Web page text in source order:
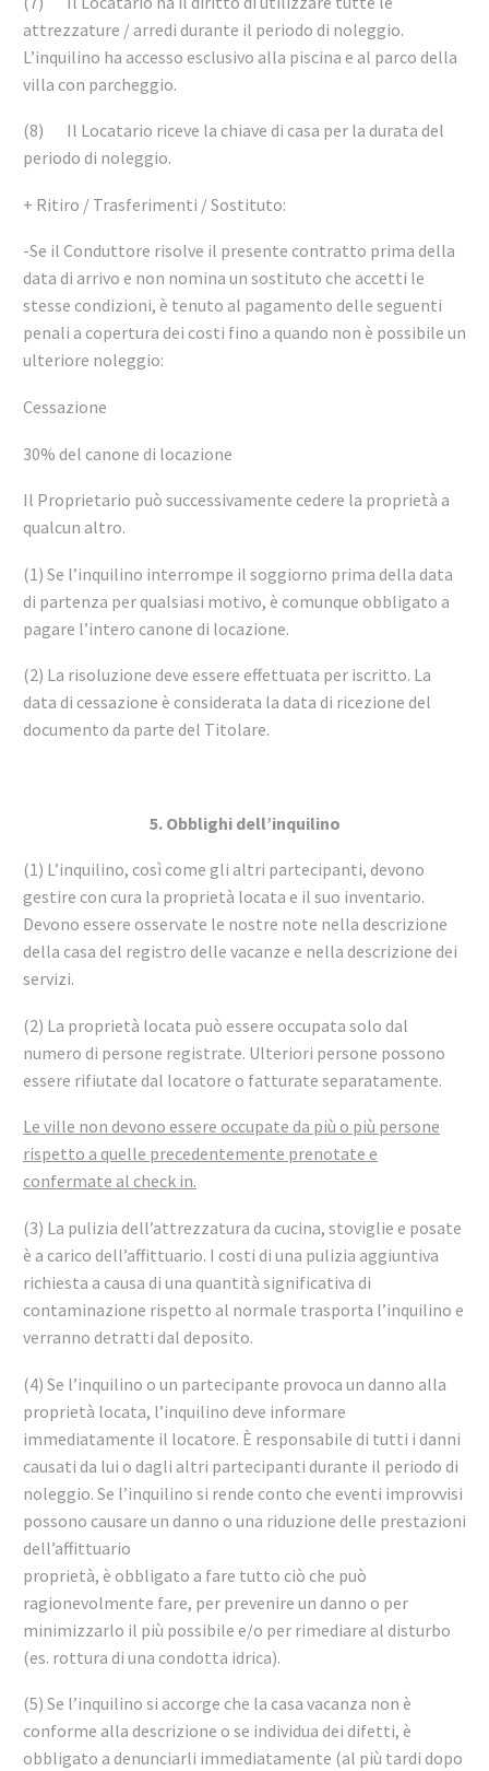
attrezzature / arredi durante il periodo di noleggio.
L’inquilino ha accesso esclusivo alla piscina e al parco della
villa con parcheggio.
(8) Il Locatario riceve la chiave di casa per la durata del
periodo di noleggio.
+ Ritiro / Trasferimenti / Sostituto:
-Se il Conduttore risolve il presente contratto prima della
data di arrivo e non nomina un sostituto che accetti le
stesse condizioni, è tenuto al pagamento delle seguenti
penali a copertura dei costi fino a quando non è possibile un
ulteriore noleggio:
Cessazione
30% del canone di locazione
Il Proprietario può successivamente cedere la proprietà a
qualcun altro.
(1) Se l’inquilino interrompe il soggiorno prima della data
di partenza per qualsiasi motivo, è comunque obbligato a
pagare l’intero canone di locazione.
(2) La risoluzione deve essere effettuata per iscritto. La
data di cessazione è considerata la data di ricezione del
documento da parte del Titolare.
5. Obblighi dell’inquilino
(1) L’inquilino, così come gli altri partecipanti, devono
gestire con cura la proprietà locata e il suo inventario.
Devono essere osservate le nostre note nella descrizione
della casa del registro delle vacanze e nella descrizione dei
servizi.
(2) La proprietà locata può essere occupata solo dal
numero di persone registrate. Ulteriori persone possono
essere rifiutate dal locatore o fatturate separatamente.
Le ville non devono essere occupate da più o più persone
rispetto a quelle precedentemente prenotate e
confermate al check in.
(3) La pulizia dell’attrezzatura da cucina, stoviglie e posate
è a carico dell’affittuario. I costi di una pulizia aggiuntiva
richiesta a causa di una quantità significativa di
contaminazione rispetto al normale trasporta l’inquilino e
verranno detratti dal deposito.
(4) Se l’inquilino o un partecipante provoca un danno alla
proprietà locata, l’inquilino deve informare
immediatamente il locatore. È responsabile di tutti i danni
causati da lui o dagli altri partecipanti durante il periodo di
noleggio. Se l’inquilino si rende conto che eventi improvvisi
possono causare un danno o una riduzione delle prestazioni
dell’affittuario
proprietà, è obbligato a fare tutto ciò che può
ragionevolmente fare, per prevenire un danno o per
minimizzarlo il più possibile e/o per rimediare al disturbo
(es. rottura di una condotta idrica).
(5) Se l’inquilino si accorge che la casa vacanza non è
conforme alla descrizione o se individua dei difetti, è
obbligato a denunciarli immediatamente (al più tardi dopo